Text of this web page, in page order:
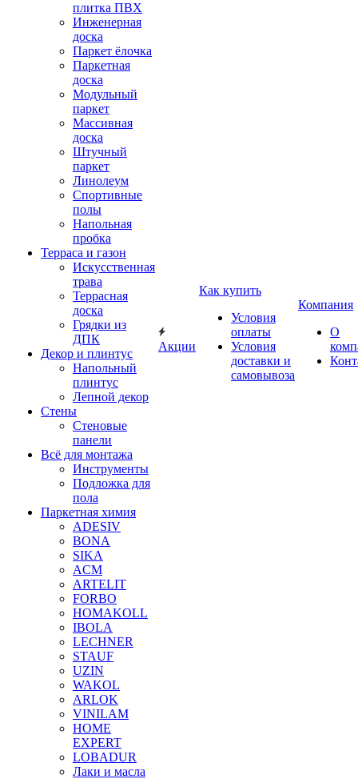
плитка ПВХ
Инженерная
доска
Паркет ёлочка
Паркетная
доска
Модульный
паркет
Массивная
доска
Штучный
паркет
Линолеум
Спортивные
полы
Напольная
пробка
Терраса и газон
Искусственная
трава
Террасная
доска
Грядки из
ДПК
Декор и плинтус
Напольный
плинтус
Лепной декор
Стены
Стеновые
панели
Всё для монтажа
Инструменты
Подложка для
пола
Паркетная химия
ADESIV
BONA
SIKA
ACM
ARTELIT
FORBO
HOMAKOLL
IBOLA
LECHNER
STAUF
UZIN
WAKOL
ARLOK
VINILAM
HOME
EXPERT
LOBADUR
Лаки и масла
Акции
Как купить
Условия
оплаты
Условия
доставки и
самовывоза
Компания
О